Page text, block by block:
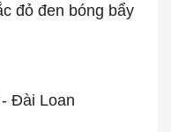
đỏ đen bóng bẩy
Đài Loan